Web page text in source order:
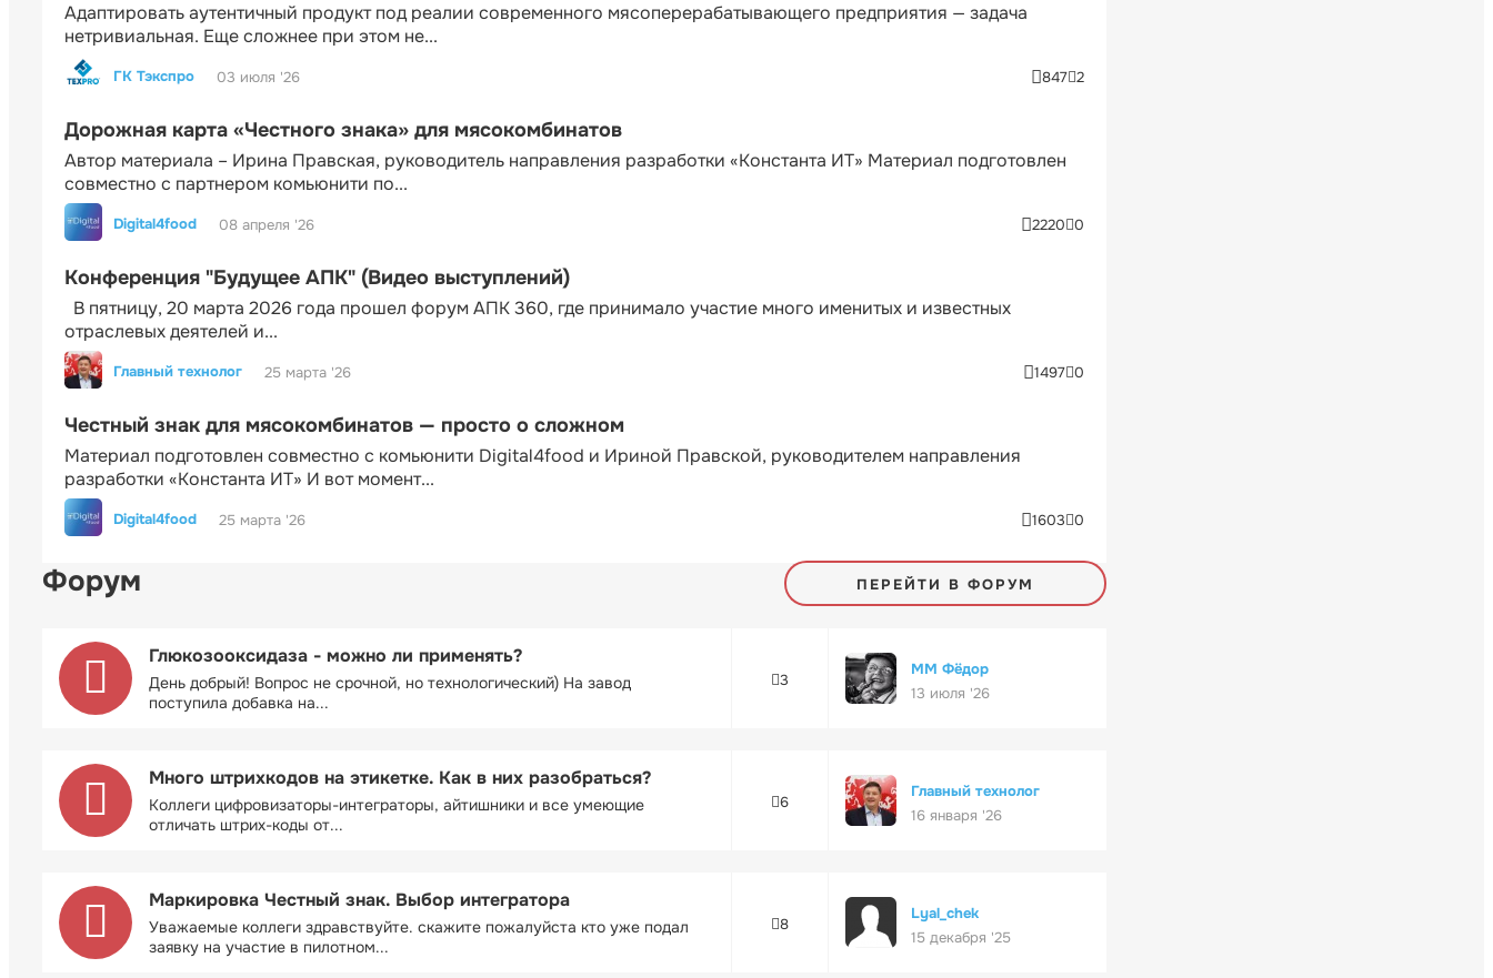
Адаптировать аутентичный продукт под реалии современного мясоперерабатывающего предприятия — задача
нетривиальная. Еще сложнее при этом не...
ГК Тэкспро 03 июля '26 847 2
Дорожная карта «Честного знака» для мясокомбинатов
Автор материала – Ирина Правская, руководитель направления разработки «Константа ИТ» Материал подготовлен
совместно с партнером комьюнити по...
Digital4food 08 апреля '26 2220 0
Конференция "Будущее АПК" (Видео выступлений)
В пятницу, 20 марта 2026 года прошел форум АПК 360, где принимало участие много именитых и известных
отраслевых деятелей и...
Главный технолог 25 марта '26 1497 0
Честный знак для мясокомбинатов — просто о сложном
Материал подготовлен совместно с комьюнити Digital4food и Ириной Правской, руководителем направления
разработки «Константа ИТ» И вот момент...
Digital4food 25 марта '26 1603 0
Форум ПЕРЕЙТИ В ФОРУМ
Глюкозооксидаза - можно ли применять?
День добрый! Вопрос не срочной, но технологический) На завод
поступила добавка на...
3
ММ Фёдор
13 июля '26
Много штрихкодов на этикетке. Как в них разобраться?
Коллеги цифровизаторы-интеграторы, айтишники и все умеющие
отличать штрих-коды от...
6
Главный технолог
16 января '26
Маркировка Честный знак. Выбор интегратора
Уважаемые коллеги здравствуйте. скажите пожалуйста кто уже подал
заявку на участие в пилотном...
8
Lyal_chek
15 декабря '25